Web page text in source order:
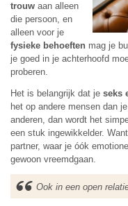
trouw aan alleen
die persoon, en
alleen voor je
fysieke behoeften mag je
je goed in je achterhoofd
proberen.
Het is belangrijk dat je seks
het op andere mensen dan
anderen, dan wordt het
een stuk ingewikkelder.
partner, waar je óók
gewoon vreemdgaan.
Ook in een open